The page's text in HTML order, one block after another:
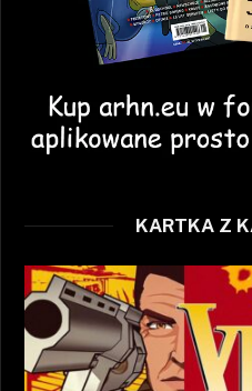
KARTKA Z